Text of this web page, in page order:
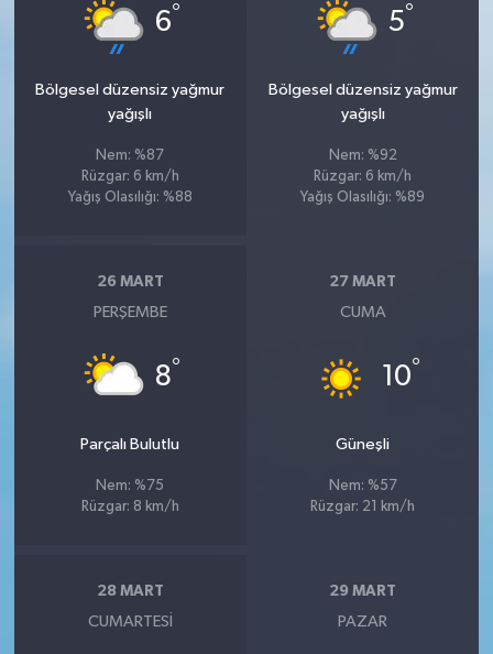
6°
Bölgesel düzensiz yağmur
yağışlı
Nem: %87
Rüzgar: 6 km/h
Yağış Olasılığı: %88
5°
Bölgesel düzensiz yağmur
yağışlı
Nem: %92
Rüzgar: 6 km/h
Yağış Olasılığı: %89
26 MART
PERŞEMBE
8°
Parçalı Bulutlu
Nem: %75
Rüzgar: 8 km/h
27 MART
CUMA
10°
Güneşli
Nem: %57
Rüzgar: 21 km/h
28 MART
CUMARTESI
29 MART
PAZAR